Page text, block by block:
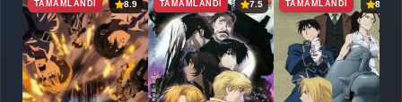
TAMAMLANDI 8.9 TAMAMLANDI 7.5 TAMAMLANDI 8.0